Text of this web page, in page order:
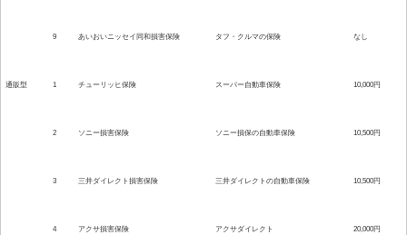
9 あいおいニッセイ同和損害保険 タフ・クルマの保険 なし
通販型 1 チューリッヒ保険 スーパー自動車保険 10,000円
2 ソニー損害保険 ソニー損保の自動車保険 10,500円
3 三井ダイレクト損害保険 三井ダイレクトの自動車保険 10,500円
4 アクサ損害保険 アクサダイレクト 20,000円